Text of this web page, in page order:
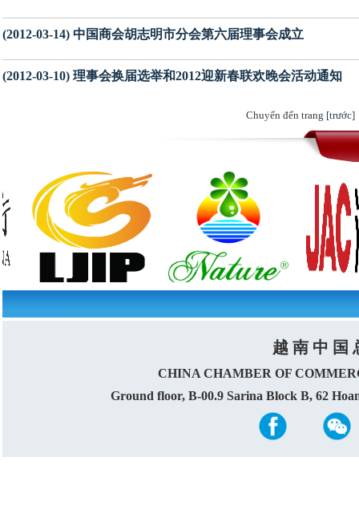
(2012-03-14) 中国商会胡志明市分会第六届理事会成立
(2012-03-10) 理事会换届选举和2012迎新春联欢晚会活动通知
Chuyển đến trang [trước]
越 南 中 国
CHINA CHAMBER OF
Ground floor, B-00.9 Sarina Block B, 62